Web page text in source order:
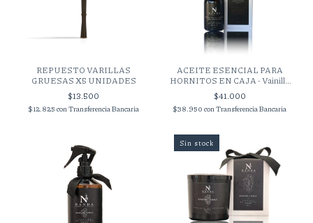
REPUESTO VARILLAS
GRUESAS X5 UNIDADES
$13.500
$12.825 conTransferencia Bancaria
ACEITE ESENCIAL PARA
HORNITOS EN CAJA - Vainilla
de Yucatán
$41.000
$38.950 conTransferencia Bancaria
Sin stock